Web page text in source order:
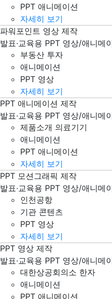
PPT 애니메이션
자세히 보기
부동산, 투자 PPT 파워포인트
파워포인트 영상 제작
발표·교육용 PPT 영상/애니메
부동산 투자
애니메이션
PPT 영상
자세히 보기
제품소개 의료기기 PPT 파워포
PPT 애니메이션 제작
발표·교육용 PPT 영상/애니메
제품소개 의료기기
애니메이션
PPT 애니메이션
자세히 보기
인천공항 PPT 파워포인트 영상
PPT 모션그래픽 제작
발표·교육용 PPT 영상/애니메
인천공항
기관 콘텐츠
PPT 영상
자세히 보기
대한상공회의소 한자 PPT 파
PPT 영상 제작
발표·교육용 PPT 영상/애니메
대한상공회의소 한자
애니메이션
PPT 애니메이션